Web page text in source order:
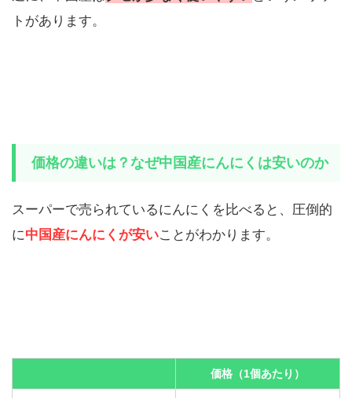
トがあります。
価格の違いは？なぜ中国産にんにくは安いのか
スーパーで売られているにんにくを比べると、圧倒的
に中国産にんにくが安いことがわかります。
価格（1個あたり）